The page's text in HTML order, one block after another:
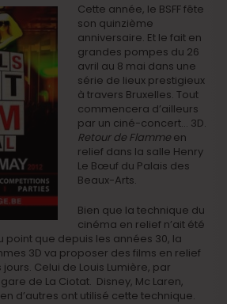
Cette année, le BSFF fête
son quinzième
anniversaire. Et le fait en
grandes pompes du 26
avril au 8 mai dans une
série de lieux prestigieux
à travers Bruxelles. Tout
commencera d’ailleurs
par un ciné-concert… 3D.
Retour de Flamme en
relief dans la salle Henry
Le Bœuf du Palais des
Beaux-Arts.
Bien que la technique du
cinéma en relief n’ait été
point que depuis les années 30, la
3D va proposer des films en relief
Celui de Louis Lumière, par
de La Ciotat. Disney, Mc Laren,
d’autres ont utilisé cette technique.